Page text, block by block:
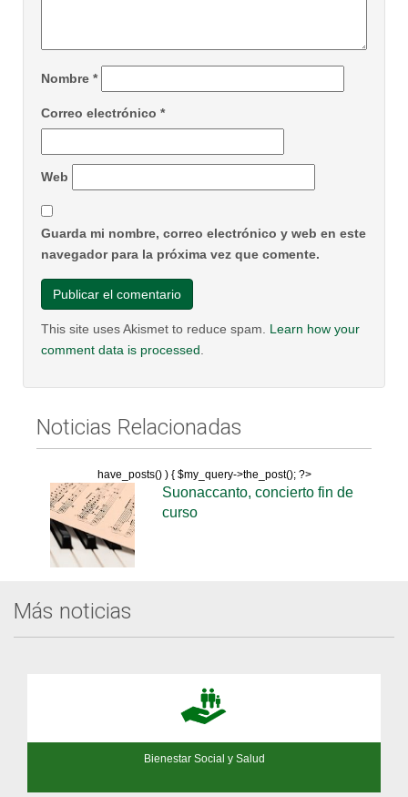
Nombre *
Correo electrónico *
Web
Guarda mi nombre, correo electrónico y web en este
navegador para la próxima vez que comente.
This site uses Akismet to reduce spam. Learn how your
comment data is processed
Noticias Relacionadas
have_posts() ) { $my_query->the_post(); ?>
Suonaccanto, concierto fin de
curso
Más noticias
Bienestar Social y Salud